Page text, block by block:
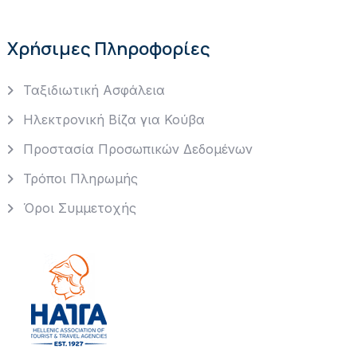
Χρήσιμες Πληροφορίες
Ταξιδιωτική Ασφάλεια
Ηλεκτρονική Βίζα για Κούβα
Προστασία Προσωπικών Δεδομένων
Τρόποι Πληρωμής
Όροι Συμμετοχής